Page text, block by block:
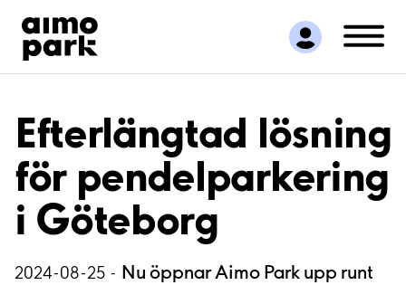
Hitta parkering
Samarbete
Kundservice
Efterlängtad lösning
för pendelparkering
i Göteborg
2024-08-25 - Nu öppnar Aimo Park upp runt